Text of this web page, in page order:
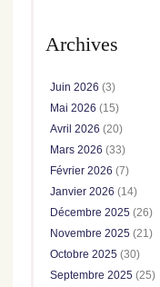
Archives
Juin 2026 (3)
Mai 2026 (15)
Avril 2026 (20)
Mars 2026 (33)
Février 2026 (7)
Janvier 2026 (14)
Décembre 2025 (26)
Novembre 2025 (21)
Octobre 2025 (30)
Septembre 2025 (25)